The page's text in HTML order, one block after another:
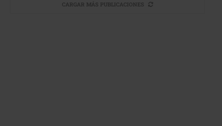
CARGAR MÁS PUBLICACIONES